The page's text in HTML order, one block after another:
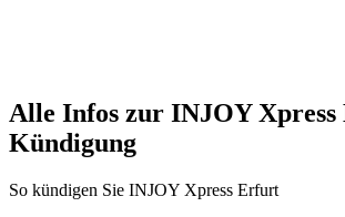
Alle Infos zur INJOY
Kündigung
So kündigen Sie INJOY Xpress Erfurt